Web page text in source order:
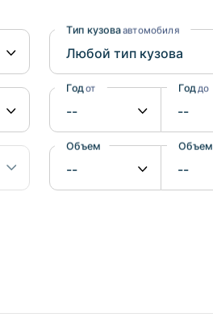
Тип кузоваавтомобиля
Год от Год до
Объем от Объем